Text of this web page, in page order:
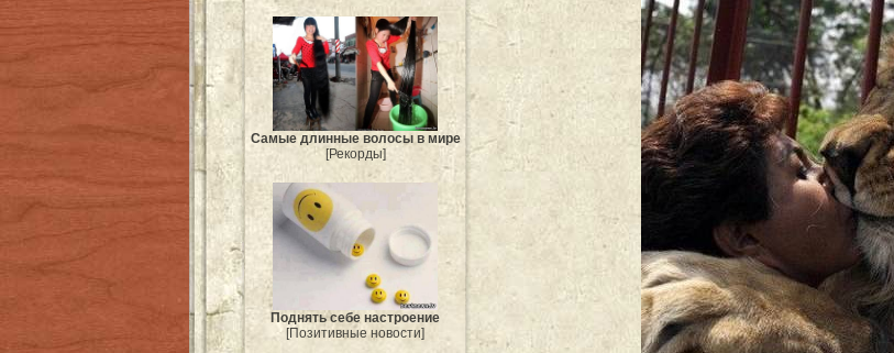
Самые длинные волосы в мире
[Рекорды]
Поднять себе настроение
[Позитивные новости]